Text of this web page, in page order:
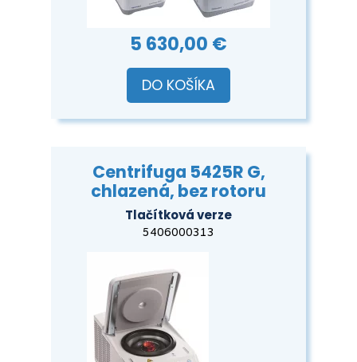
5 630,00 €
DO KOŠÍKA
Centrifuga 5425R G,
chlazená, bez rotoru
Tlačítková verze
5406000313